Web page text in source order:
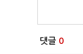
댓글 0